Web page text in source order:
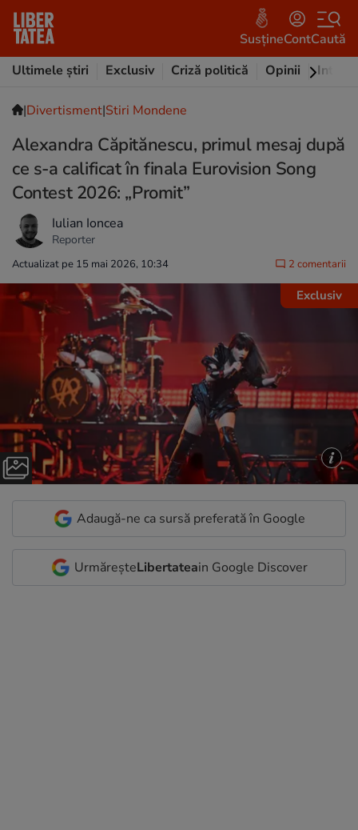
SusțineContCaută
Ultimele știri
Exclusiv Criză politică Opinii
|Divertisment|Stiri Mondene
Alexandra Căpitănescu, primul mesaj după
ce s-a calificat în finala Eurovision Song
Contest 2026: „Promit”
Iulian Ioncea
Reporter
Actualizat pe 15 mai 2026, 10:34 2 comentarii
Exclusiv
Adaugă-ne ca sursă preferată în Google
UrmăreșteLibertateain Google Discover